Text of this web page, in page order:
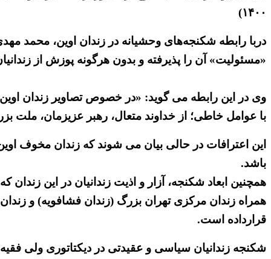
۱۴۰۰)
دربا رابطه شکنجه‌های وحشیانه در زندان اوین، محمد
«مسئولیت» آن را پذیرفته و بدون هرگونه پوزش از
وی در این رابطه می گوید: «در خصوص تصاویر زندان
با عوامل خاطی؛ از خداوند متعال، رهبر عزیزمان، ملت
این اعترافات در حالی بیان می شوند که زندان مخوف
باشد.
همچنین ابعاد شکنجه، آزار و اذیت زندانیان در این
قرارداده است.
شکنجه زندانیان سیاسی و عقیدتی در دیکتاتوری ولی